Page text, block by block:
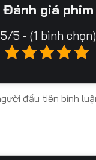
Tập 23
Tập 29
Đánh giá phim
5/5 - (1 bình chọn)